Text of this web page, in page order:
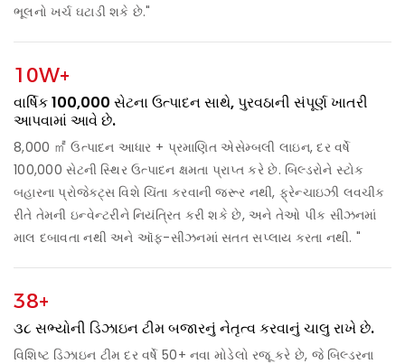
ભૂલનો ખર્ચ ઘટાડી શકે છે."
10W+
વાર્ષિક 100,000 સેટના ઉત્પાદન સાથે, પુરવઠાની સંપૂર્ણ ખાતરી
આપવામાં આવે છે.
8,000 ㎡ ઉત્પાદન આધાર + પ્રમાણિત એસેમ્બલી લાઇન, દર વર્ષે
100,000 સેટની સ્થિર ઉત્પાદન ક્ષમતા પ્રાપ્ત કરે છે. બિલ્ડરોને સ્ટોક
બહારના પ્રોજેક્ટ્સ વિશે ચિંતા કરવાની જરૂર નથી, ફ્રેન્ચાઇઝી લવચીક
રીતે તેમની ઇન્વેન્ટરીને નિયંત્રિત કરી શકે છે, અને તેઓ પીક સીઝનમાં
માલ દબાવતા નથી અને ઑફ-સીઝનમાં સતત સપ્લાય કરતા નથી. "
38+
૩૮ સભ્યોની ડિઝાઇન ટીમ બજારનું નેતૃત્વ કરવાનું ચાલુ રાખે છે.
વિશિષ્ટ ડિઝાઇન ટીમ દર વર્ષે 50+ નવા મોડેલો રજૂ કરે છે, જે બિલ્ડરના